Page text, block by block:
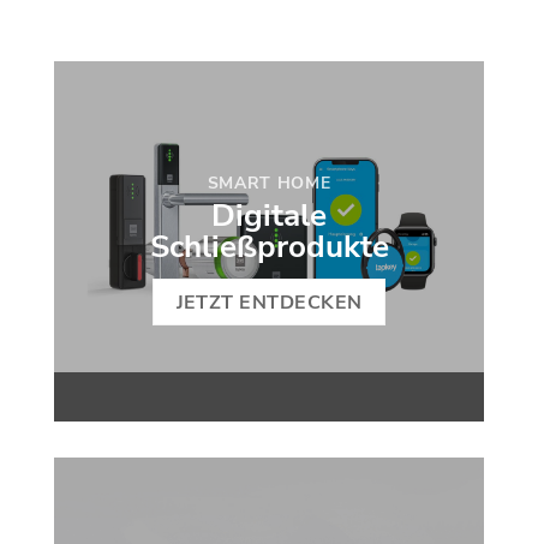
SMART HOME
Digitale
Schließprodukte
JETZT ENTDECKEN